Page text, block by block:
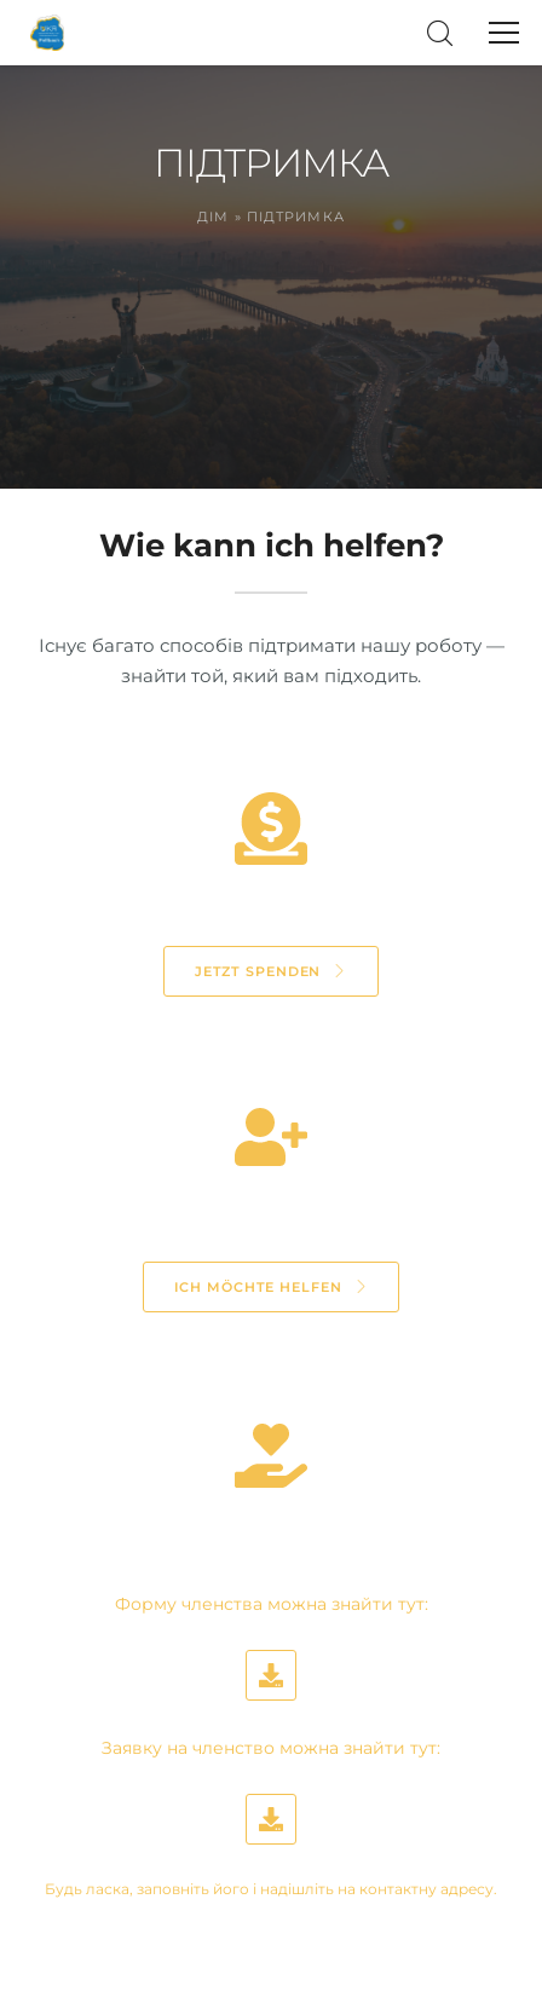
ПІДТРИМКА
ДІМ » ПІДТРИМКА
Wie kann ich helfen?
Існує багато способів підтримати нашу роботу —
знайти той, який вам підходить.
JETZT SPENDEN
ICH MÖCHTE HELFEN
Форму членства можна знайти тут:
Заявку на членство можна знайти тут:
Будь ласка, заповніть його і надішліть на контактну адресу.